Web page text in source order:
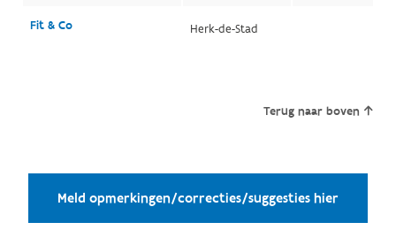
Fit & Co Herk-de-Stad
Terug naar boven
Meld opmerkingen/correcties/suggesties hier